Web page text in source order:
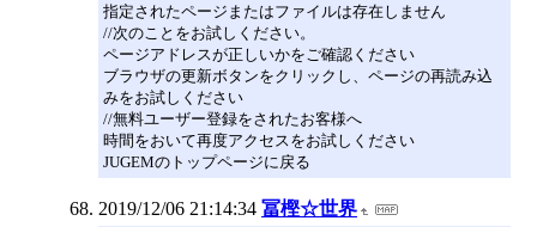
指定されたページまたはファイルは存在しません
//次のことをお試しください。
ページアドレスが正しいかをご確認ください
ブラウザの更新ボタンをクリックし、ページの再読み込
みをお試しください
//無料ユーザー登録をされたお客様へ
時間をおいて再度アクセスをお試しください
JUGEMのトップページに戻る
2019/12/06 21:14:34 冨樫☆世界